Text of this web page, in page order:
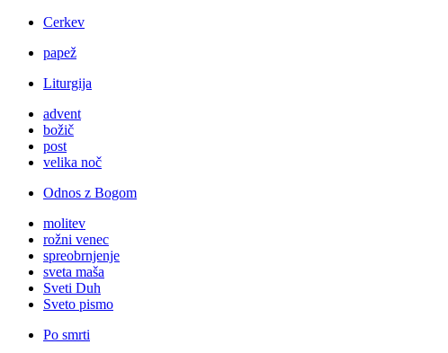
Cerkev
papež
Liturgija
advent
božič
post
velika noč
Odnos z Bogom
molitev
rožni venec
spreobrnjenje
sveta maša
Sveti Duh
Sveto pismo
Po smrti